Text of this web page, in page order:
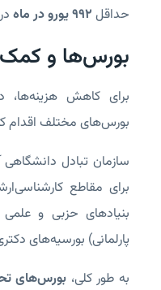
حداقل ۹۹۲ یورو در ماه
بورس‌ها و
برای کاهش هزینه‌ها،
بورس‌های مختلف اقدام
برای مقاطع
بنیادهای حزبی و علمی
پارلمانی) بورسیه‌های
به طور کلی، بورس‌های